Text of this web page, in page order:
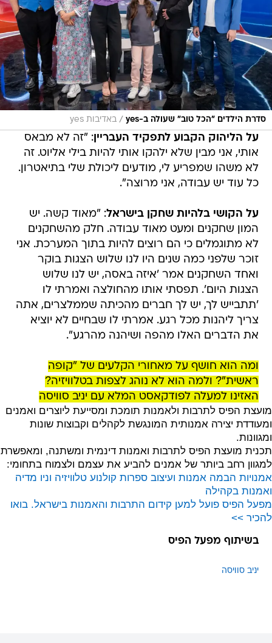
סדרת הילדים "הכל טוב" שעולה ב-yes / באדיבות yes
על הליהוק הקבוע לתפקיד העבריין: "זה לא מבאס
אותי, אני מבין שלא ילהקו אותי להיות בילי אליוט. זה
לא משהו שמפריע לי, מודעים ליכולת שלי בתיאטרון.
כל עוד יש עבודה, אני מרוצה".
על הקושי בלהיות שחקן בישראל: "מאוד קשה. יש
המון שחקנים ומעט מאוד עבודה. חלק מהשחקנים
לא מתוגמלים כי הם רוצים להיות בתוך המערכת. אני
זוכר שלפני כמה שנים היו לנו שלוש הצגות בוקר
ואחד השחקנים אמר 'איזה באסה, יש לנו שלוש
הצגות היום'. תפסתי אותו מהחולצה ואמרתי לו
'תתבייש לך, יש לך חברים מהכיתה שממלצרים, אתה
צריך ליהנות מכל רגע. אמרתי לו שבחיים לא יוציא
את הדברים האלו מהפה ושיהנה מהרגע".
ומה הוא חושף על מאחורי הקלעים של "קופה
ראשית"? ולמה הוא לא נוהג לצפות בטלוויזיה?
האזינו למעלה לפודקאסט המלא עם יניב סוויסה
מועצת הפיס לתרבות ולאמנות תומכת ומסייעת ליוצרים ואמנים
ומעודדת יצירה אמנותית המונגשת לקהלים וקבוצות שונות
ומגוונות.
תכנית מועצת הפיס לתרבות ואמנות דינמית ומשתנה, ומאפשרת
למגוון רחב ביותר של אמנים להביע את עצמם ולצמוח בתחומי:
אמנויות הבמה אמנות ועיצוב ספרות קולנוע טלוויזיה וניו מדיה
ואמנות בקהילה
מפעל הפיס פועל למען קידום התרבות והאמנות בישראל. בואו
להכיר >>
בשיתוף מפעל הפיס
יניב סוויסה